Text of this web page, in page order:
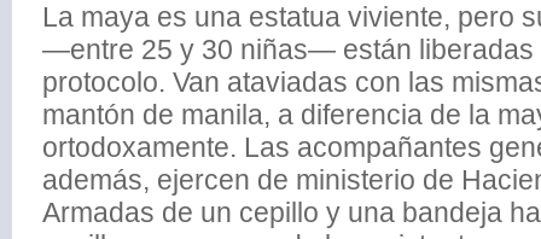
La maya es una estatua viviente, pero
—entre 25 y 30 niñas— están liberadas
protocolo. Van ataviadas con las
mantón de manila, a diferencia de la
ortodoxamente. Las acompañantes
además, ejercen de ministerio de
Armadas de un cepillo y una bandeja